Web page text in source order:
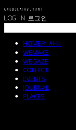
LOG IN 로그인
HOME의 사본
WEMAKE
WEGAZE
COLLECT
EVENTS
JOURNAL
PLACES